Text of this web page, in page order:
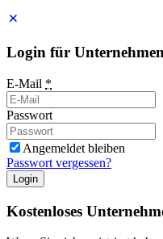
Login für Unternehmen
E-Mail *
Passwort
Angemeldet bleiben
Passwort vergessen?
Login
Kostenloses